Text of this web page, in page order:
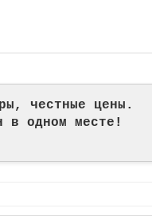
честные цены.
в одном месте!